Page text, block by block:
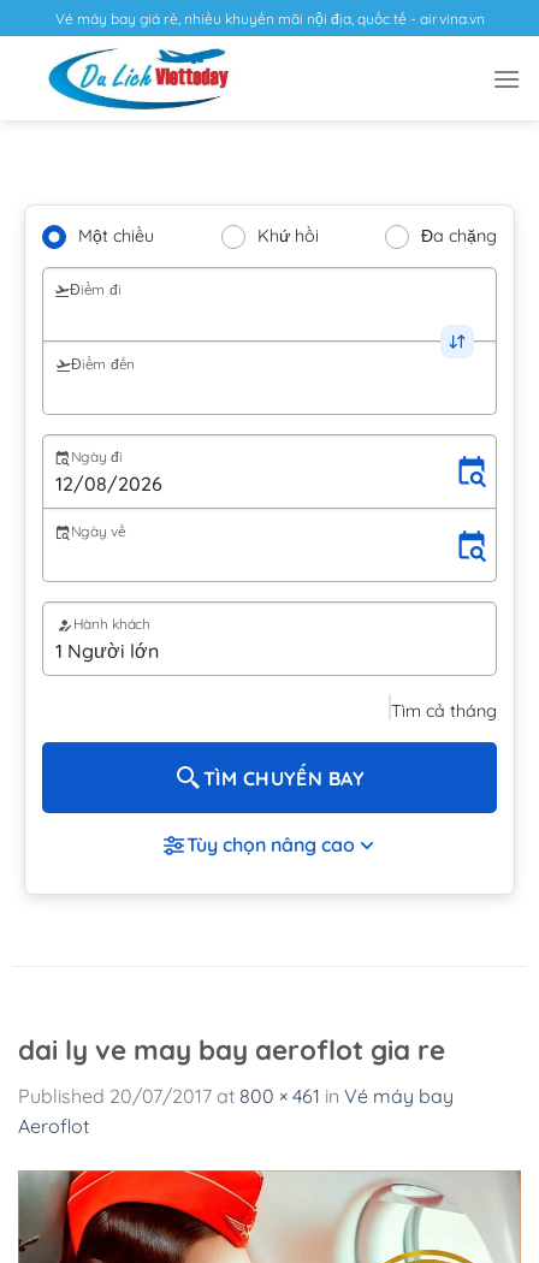
Vé máy bay giá rẻ, nhiều khuyến mãi nội địa, quốc tế - airvina.vn
Một chiều Khứ hồi Đa chặng
Điểm đi
Điểm đến
Ngày đi
Ngày về
Hành khách
Tìm cả tháng
TÌM CHUYẾN BAY
Tùy chọn nâng cao
dai ly ve may bay aeroflot gia re
Published 20/07/2017 at 800 × 461 in Vé máy bay
Aeroflot